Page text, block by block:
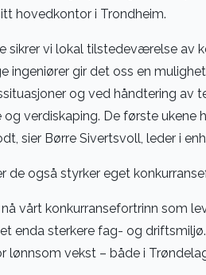
hovedkontor i Trondheim.
sikrer vi lokal tilstedeværelse av
ingeniører gir det oss en
og ved håndtering av
verdiskaping. De første ukene
sier Børre Sivertsvoll, leder i
de også styrker eget
nå vårt konkurransefortrinn som
enda sterkere fag- og
lønnsom vekst – både i